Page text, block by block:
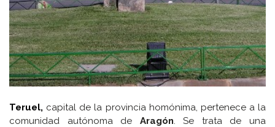
Teruel, capital de la provincia homónima, pertenece a la
comunidad autónoma de Aragón . Se trata de una